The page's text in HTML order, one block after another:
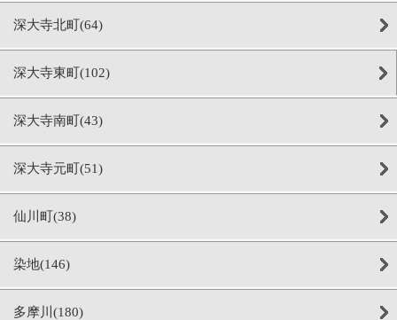
深大寺北町(64)
深大寺東町(102)
深大寺南町(43)
深大寺元町(51)
仙川町(38)
染地(146)
多摩川(180)